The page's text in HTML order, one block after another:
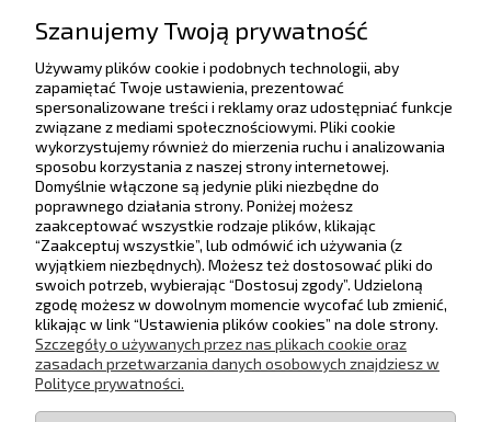
Pomoc
Dostawa
Moje konto
Gwarancja i zwroty
O firmie
Śledź nas na
Szanujemy Twoją prywatność
Używamy plików cookie i podobnych technologii, aby
zapamiętać Twoje ustawienia, prezentować
spersonalizowane treści i reklamy oraz udostępniać funkcje
związane z mediami społecznościowymi. Pliki cookie
wykorzystujemy również do mierzenia ruchu i analizowania
sposobu korzystania z naszej strony internetowej.
Domyślnie włączone są jedynie pliki niezbędne do
poprawnego działania strony. Poniżej możesz
zaakceptować wszystkie rodzaje plików, klikając
“Zaakceptuj wszystkie”, lub odmówić ich używania (z
wyjątkiem niezbędnych). Możesz też dostosować pliki do
swoich potrzeb, wybierając “Dostosuj zgody”. Udzieloną
zgodę możesz w dowolnym momencie wycofać lub zmienić,
klikając w link “Ustawienia plików cookies” na dole strony.
Szczegóły o używanych przez nas plikach cookie oraz
zasadach przetwarzania danych osobowych znajdziesz w
Polityce prywatności.
Rabaty progowe Zwiń
Zwiększ wartość zamówienia, aby uzyskać
wyższy rabat.
Maksymalny rabat: 5%
500,00 zł 1%